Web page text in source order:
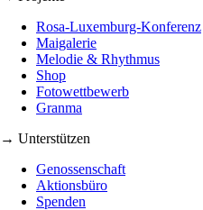
Rosa-Luxemburg-Konferenz
Maigalerie
Melodie & Rhythmus
Shop
Fotowettbewerb
Granma
→ Unterstützen
Genossenschaft
Aktionsbüro
Spenden